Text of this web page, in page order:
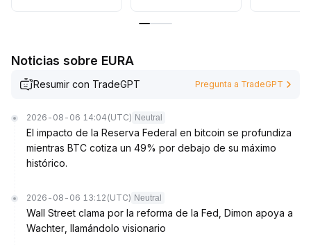
prioridad; esté alerta a posibles reversiones de
Noticias sobre EURA
Resumir con TradeGPT Pregunta a TradeGPT
2026-08-06 14:04 (UTC) Neutral
El impacto de la Reserva Federal en bitcoin se profundiza
mientras BTC cotiza un 49% por debajo de su máximo
histórico.
2026-08-06 13:12 (UTC) Neutral
Wall Street clama por la reforma de la Fed, Dimon apoya a
Wachter, llamándolo visionario